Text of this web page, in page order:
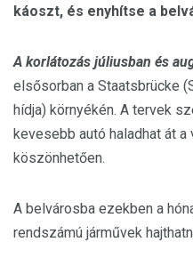
káoszt, és enyhítse a
A korlátozás júliusban és
elsősorban a Staatsbrücke
hídja) környékén. A tervek
kevesebb autó haladhat át
köszönhetően.
A belvárosba ezekben a
rendszámú járművek